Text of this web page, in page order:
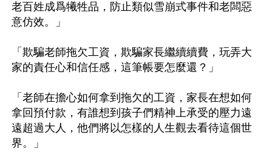
老百姓成爲犧牲品，防止類似雪崩式事件和老闆惡
意仿效。」
「欺騙老師拖欠工資，欺騙家長繼續續費，玩弄大
家的責任心和信任感，這筆帳要怎麼還？」
「老師在擔心如何拿到拖欠的工資，家長在想如何
拿回預付款，有誰想到孩子們精神上承受的壓力遠
遠超過大人，他們將以怎樣的人生觀去看待這個世
界。」